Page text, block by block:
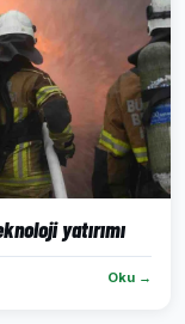
yatırımı
Oku →